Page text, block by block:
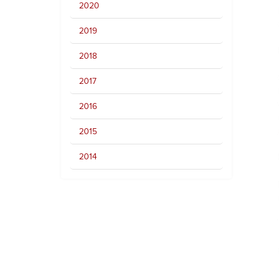
2020
2019
2018
2017
2016
2015
2014